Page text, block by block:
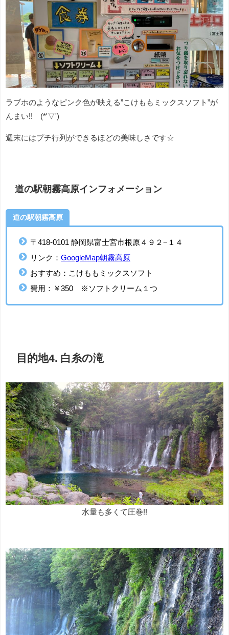
ラブホのようなピンク色が映える”こけももミックスソフト”が
んまい!! (*'▽')
週末にはプチ行列ができるほどの美味しさです☆
道の駅朝霧高原インフォメーション
道の駅朝霧高原
〒418-0101 静岡県富士宮市根原４９２−１４
リンク： GoogleMap朝霧高原
おすすめ：こけももミックスソフト
費用：￥350 ※ソフトクリーム１つ
目的地4. 白糸の滝
水量も多くて圧巻!!